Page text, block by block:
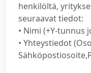
henkilöltä,
seuraavat tiedot:
• Nimi (+Y-tunnus
• Yhteystiedot